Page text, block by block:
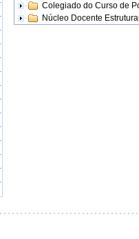
Colegiado do Curso de
Núcleo Docente